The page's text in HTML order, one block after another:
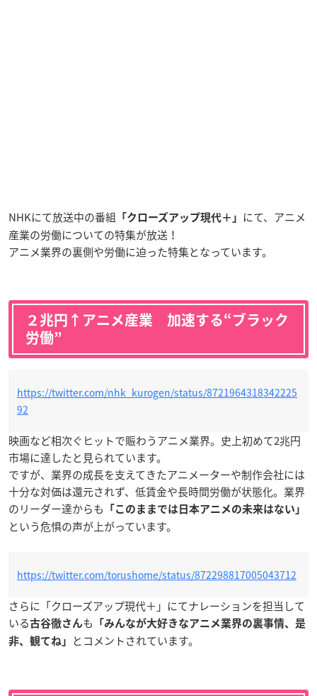
NHKにて放送中の番組 「クローズアップ現代＋」
にて、アニメ
産業の労働についての特集が放送！
アニメ業界の裏側や労働に迫った特集となっています。
２兆円↑アニメ産業 加速する“ブラック
労働”
https://twitter.com/nhk_kurogen/status/8721964318342225
92
映画など相次ぐヒットで賑わうアニメ業界。史上初めて2兆円
市場に達したと見られています。
ですが、業界の成長を支えてきたアニメーターや制作会社には
十分な対価は還元されず、低賃金や長時間労働が状態化。業界
のリーダー達からも
「このままでは日本アニメの未来はない」
という危惧の声が上がっています。
https://twitter.com/torushome/status/872298817005043712
さらに「クローズアップ現代＋」にてナレーションを担当して
いる古谷徹さんも
「みんなが大好きなアニメ業界の裏事情、是
非、観てね」
とコメントされています。